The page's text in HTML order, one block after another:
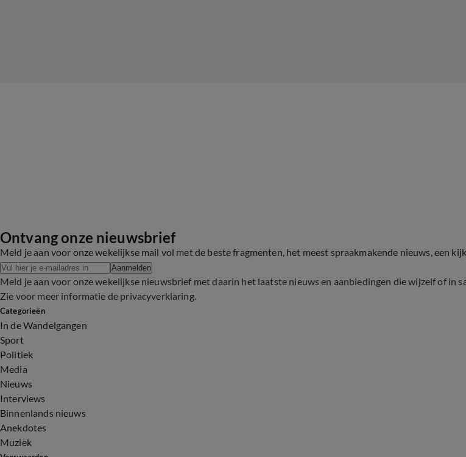
Ontvang onze nieuwsbrief
Meld je aan voor onze wekelijkse mail vol met de beste fragmenten, het meest spraakmakende nieuws, een
Aanmelden
Meld je aan voor onze wekelijkse nieuwsbrief met daarin het laatste nieuws en aanbiedingen die wijzelf of in
Zie voor meer informatie de privacyverklaring.
Categorieën
In de Wandelgangen
Sport
Politiek
Media
Nieuws
Interviews
Binnenlands nieuws
Anekdotes
Muziek